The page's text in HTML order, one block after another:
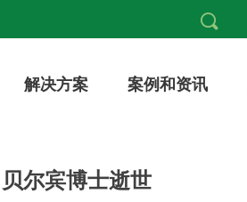
끠
解决方案 案例和资讯
内训与咨询 案例和资讯
尔宾博士逝世